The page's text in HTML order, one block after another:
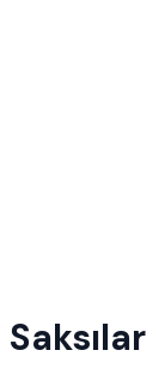
Saksılar